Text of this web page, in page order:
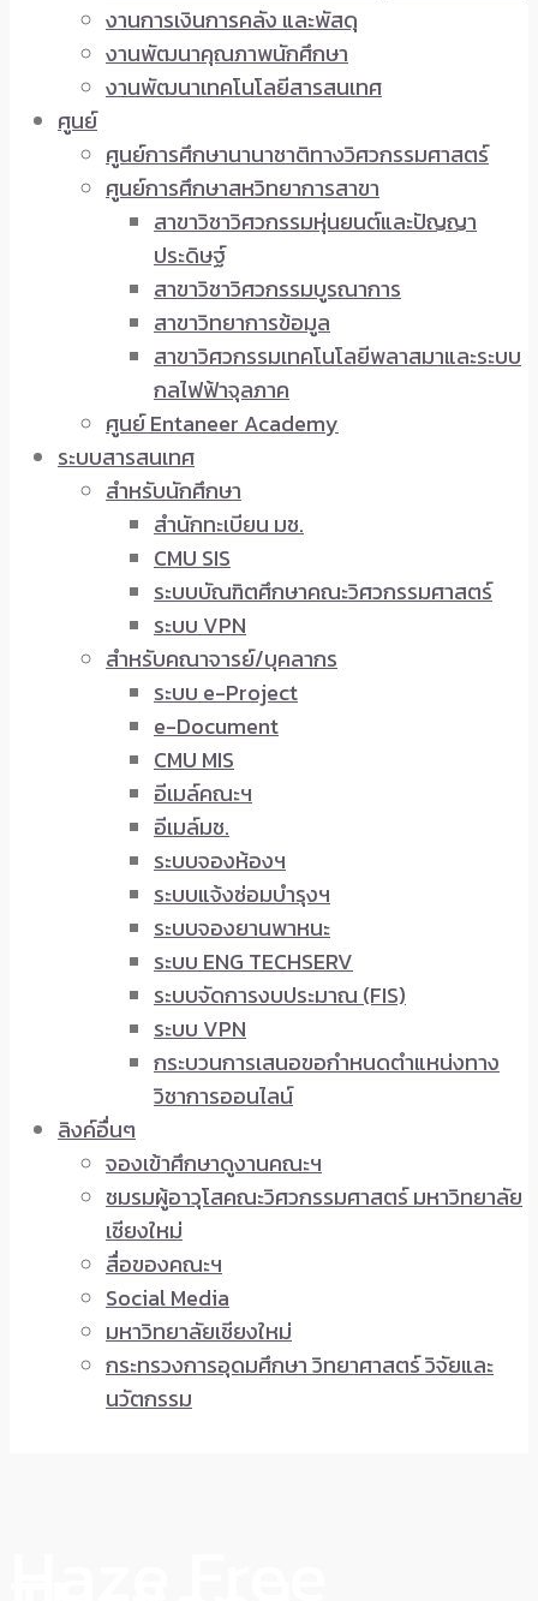
งานการเงินการคลัง และพัสดุ
งานพัฒนาคุณภาพนักศึกษา
งานพัฒนาเทคโนโลยีสารสนเทศ
ศูนย์
ศูนย์การศึกษานานาชาติทางวิศวกรรมศาสตร์
ศูนย์การศึกษาสหวิทยาการสาขา
สาขาวิชาวิศวกรรมหุ่นยนต์และปัญญา
ประดิษฐ์
สาขาวิชาวิศวกรรมบูรณาการ
สาขาวิทยาการข้อมูล
สาขาวิศวกรรมเทคโนโลยีพลาสมาและระบบ
กลไฟฟ้าจุลภาค
ศูนย์ Entaneer Academy
ระบบสารสนเทศ
สำหรับนักศึกษา
สำนักทะเบียน มช.
CMU SIS
ระบบบัณฑิตศึกษาคณะวิศวกรรมศาสตร์
ระบบ VPN
สำหรับคณาจารย์/บุคลากร
ระบบ e-Project
e-Document
CMU MIS
อีเมล์คณะฯ
อีเมล์มช.
ระบบจองห้องฯ
ระบบแจ้งซ่อมบำรุงฯ
ระบบจองยานพาหนะ
ระบบ ENG TECHSERV
ระบบจัดการงบประมาณ (FIS)
ระบบ VPN
กระบวนการเสนอขอกำหนดตำแหน่งทาง
วิชาการออนไลน์
ลิงค์อื่นๆ
จองเข้าศึกษาดูงานคณะฯ
ชมรมผู้อาวุโสคณะวิศวกรรมศาสตร์ มหาวิทยาลัย
เชียงใหม่
สื่อของคณะฯ
Social Media
มหาวิทยาลัยเชียงใหม่
กระทรวงการอุดมศึกษา วิทยาศาสตร์ วิจัยและ
นวัตกรรม